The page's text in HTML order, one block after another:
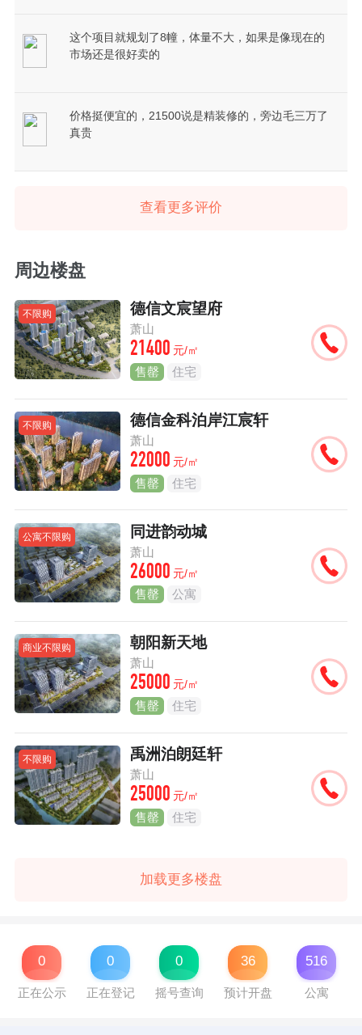
这个项目就规划了8幢，体量不大，如果是像现在的
市场还是很好卖的
价格挺便宜的，21500说是精装修的，旁边毛三万了
真贵
查看更多评价
周边楼盘
不限购 德信文宸望府
萧山
21400 元/㎡
售罄 住宅
不限购 德信金科泊岸江宸轩
萧山
22000 元/㎡
售罄 住宅
公寓不限购 同进韵动城
萧山
26000 元/㎡
售罄 公寓
商业不限购 朝阳新天地
萧山
25000 元/㎡
售罄 住宅
不限购 禹洲泊朗廷轩
萧山
25000 元/㎡
售罄 住宅
加载更多楼盘
0
正在公示
0
正在登记
0
摇号查询
36
预计开盘
516
公寓